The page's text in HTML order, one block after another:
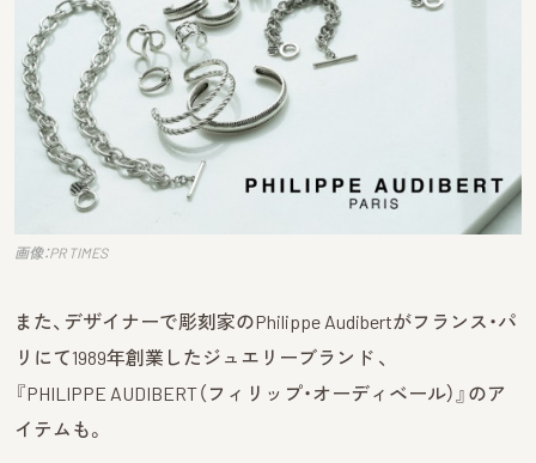
画像：PR TIMES
また、デザイナーで彫刻家のPhilippe Audibertがフランス・パ
リにて1989年創業したジュエリーブランド 、
『PHILIPPE AUDIBERT（フィリップ・オーディベール）』のア
イテムも。